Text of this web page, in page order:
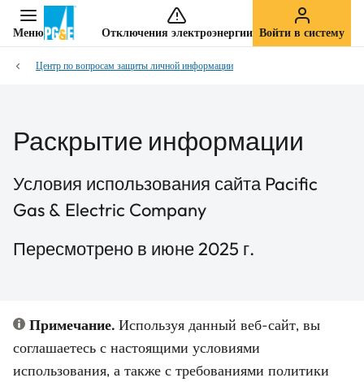
Меню Отключения электроэнергии Войти в систему
Центр по вопросам защиты личной информации
Раскрытие информации
Условия использования сайта Pacific
Gas & Electric Company
Пересмотрено в июне 2025 г.
Примечание. Используя данный веб-сайт, вы
соглашаетесь с настоящими условиями
использования, а также с требованиями политики